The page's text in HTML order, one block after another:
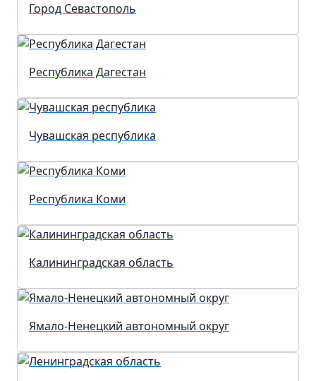
Город Севастополь
Республика Дагестан
Чувашская республика
Республика Коми
Калининградская область
Ямало-Ненецкий автономный округ